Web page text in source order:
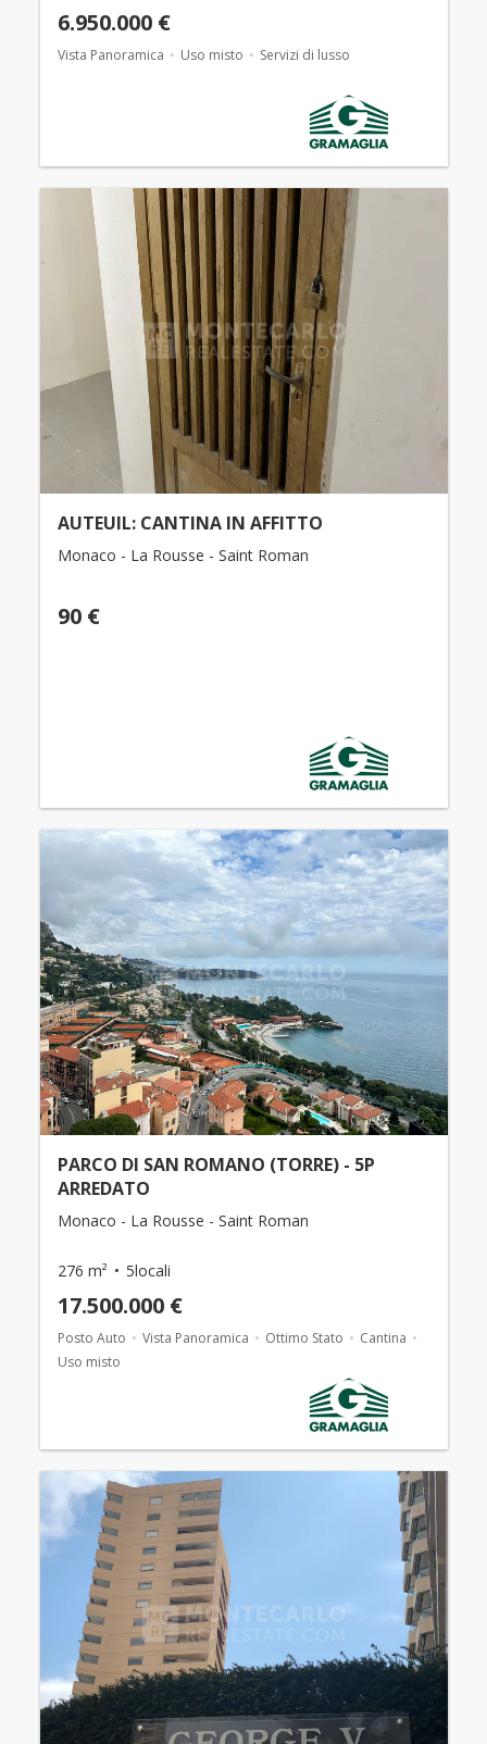
6.950.000 €
Vista Panoramica Uso misto Servizi di lusso
AUTEUIL: CANTINA IN AFFITTO
Monaco - La Rousse - Saint Roman
90 €
PARCO DI SAN ROMANO (TORRE) - 5P
ARREDATO
Monaco - La Rousse - Saint Roman
276 m² 5locali
17.500.000 €
Posto Auto Vista Panoramica Ottimo Stato
Cantina
Uso misto